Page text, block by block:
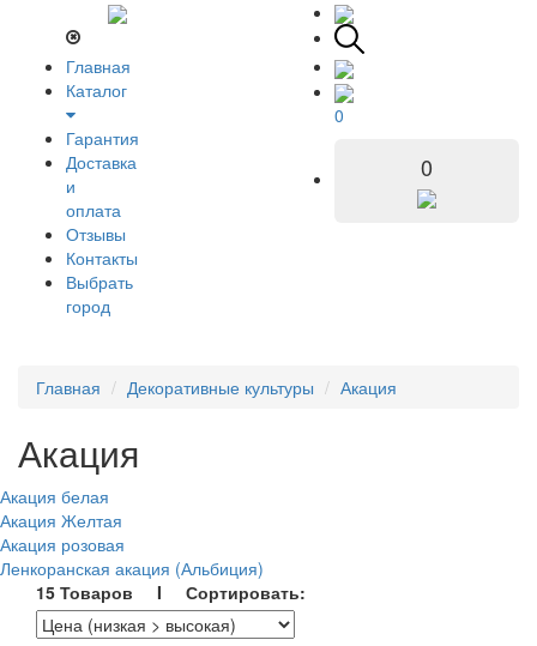
Главная
Каталог
Гарантия
Доставка
и
оплата
Отзывы
Контакты
Выбрать
город
0
0
Главная Декоративные культуры Акация
Акация
Акация белая
Акация Желтая
Акация розовая
Ленкоранская акация (Альбиция)
15 Товаров I Сортировать: